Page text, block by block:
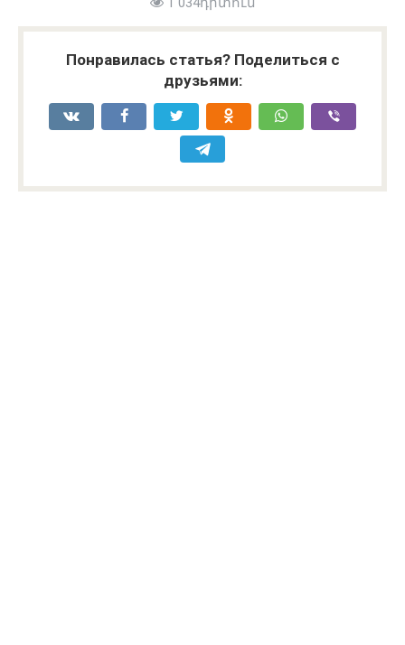
Понравилась статья? Поделиться с
друзьями: